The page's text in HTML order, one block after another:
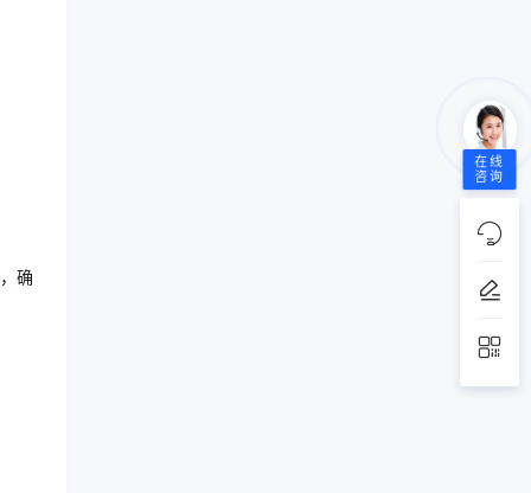
确
在线
咨询